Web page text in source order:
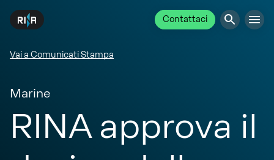
Contattaci
Vai a Comunicati Stampa
Marine
RINA approva il